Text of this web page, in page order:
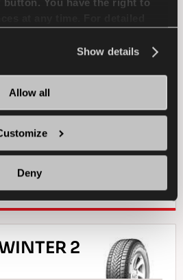
You have the right to
Show details
Allow all
Deny
شاحنة خفيفة صيف
الاستخدام في المناخ الجاف
الكبح في المناخ الجاف
2